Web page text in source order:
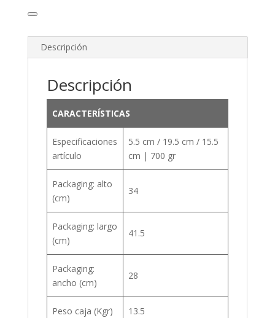
Descripción
Descripción
CARACTERÍSTICAS
Especificaciones
artículo
5.5 cm / 19.5 cm / 15.5
cm | 700 gr
Packaging: alto
(cm)
34
Packaging: largo
(cm)
41.5
Packaging:
ancho (cm)
28
Peso caja (Kgr) 13.5